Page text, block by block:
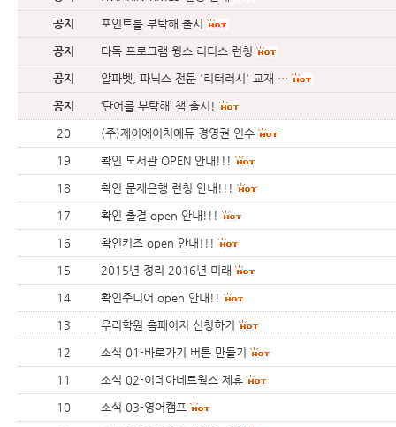
공지 포인트를 부탁해 출시
공지 다독 프로그램 윙스 리더스 런칭
공지 알파벳, 파닉스 전문 '리터러시' 교재 …
공지 ‘단어를 부탁해’ 책 출시!
20 (주)제이에이치에듀 경영권 인수
19 확인 도서관 OPEN 안내!!!
18 확인 문제은행 런칭 안내!!!
17 확인 출결 open 안내!!!
16 확인키즈 open 안내!!!
15 2015년 정리 2016년 미래
14 확인주니어 open 안내!!
13 우리학원 홈페이지 신청하기
12 소식 01-바로가기 버튼 만들기
11 소식 02-이데아네트웍스 제휴
10 소식 03-영어캠프